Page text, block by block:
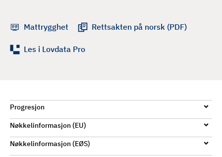
Mattrygghet Rettsakten på norsk (PDF)
Les i Lovdata Pro
Progresjon
Nøkkelinformasjon (EU)
Nøkkelinformasjon (EØS)